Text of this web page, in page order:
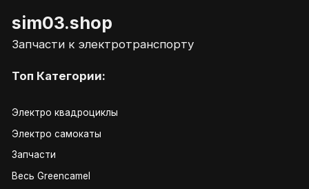
sim03.shop
Запчасти к электротранспорту
Топ Категории:
Электро квадроциклы
Электро самокаты
Запчасти
Весь Greencamel